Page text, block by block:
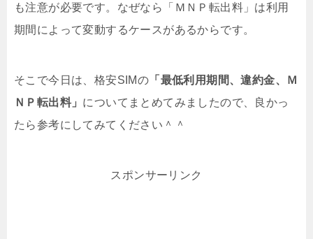
も注意が必要です。なぜなら「ＭＮＰ転出料」は利用
期間によって変動するケースがあるからです。
そこで今日は、格安SIMの 「最低利用期間、違約金、Ｍ
ＮＰ転出料」 についてまとめてみましたので、良かっ
たら参考にしてみてください＾＾
スポンサーリンク